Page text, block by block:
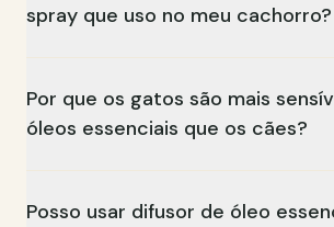
spray que uso no meu cachorro?
Por que os gatos são mais
óleos essenciais que os cães?
Posso usar difusor de óleo